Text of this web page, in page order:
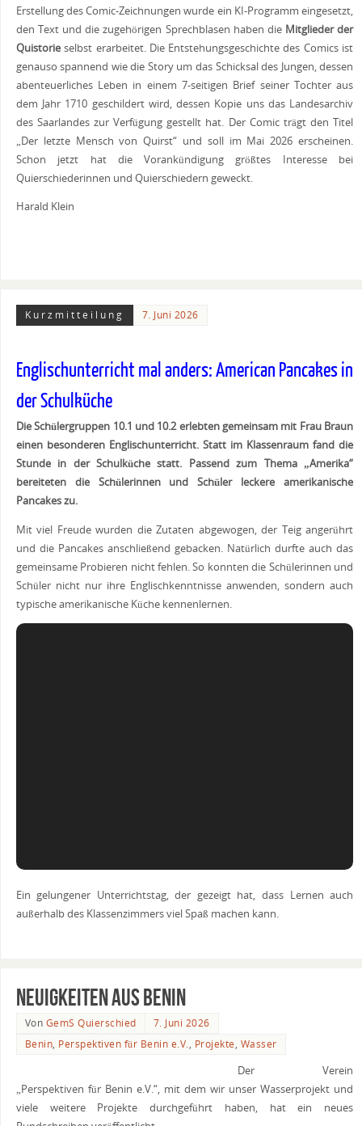
Erstellung des Comic-Zeichnungen wurde ein KI-Programm eingesetzt,
den Text und die zugehörigen Sprechblasen haben die Mitglieder der
Quistorieselbst erarbeitet. Die Entstehungsgeschichte des Comics ist
genauso spannend wie die Story um das Schicksal des Jungen, dessen
abenteuerliches Leben in einem 7-seitigen Brief seiner Tochter aus
dem Jahr 1710 geschildert wird, dessen Kopie uns das Landesarchiv
des Saarlandes zur Verfügung gestellt hat. Der Comic trägt den Titel
„Der letzte Mensch von Quirst“ und soll im Mai 2026 erscheinen.
Schon jetzt hat die Vorankündigung größtes Interesse bei
Quierschiederinnen und Quierschiedern geweckt.
Harald Klein
Kurzmitteilung 7. Juni 2026
Englischunterricht mal anders: American Pancakes in
der Schulküche
Die Schülergruppen 10.1 und 10.2 erlebten gemeinsam mit Frau Braun
einen besonderen Englischunterricht. Statt im Klassenraum fand die
Stunde in der Schulküche statt. Passend zum Thema „Amerika“
bereiteten die Schülerinnen und Schüler leckere amerikanische
Pancakes zu.
Mit viel Freude wurden die Zutaten abgewogen, der Teig angerührt
und die Pancakes anschließend gebacken. Natürlich durfte auch das
gemeinsame Probieren nicht fehlen. So konnten die Schülerinnen und
Schüler nicht nur ihre Englischkenntnisse anwenden, sondern auch
typische amerikanische Küche kennenlernen.
Ein gelungener Unterrichtstag, der gezeigt hat, dass Lernen auch
außerhalb des Klassenzimmers viel Spaß machen kann.
Neuigkeiten aus Benin
Von GemS Quierschied
7. Juni 2026
Benin, Perspektiven für Benin e.V., Projekte, Wasser
Der Verein
„Perspektiven für Benin e.V.“, mit dem wir unser Wasserprojekt und
viele weitere Projekte durchgeführt haben, hat ein neues